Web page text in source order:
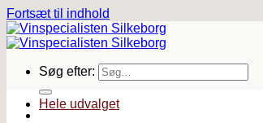
Fortsæt til indhold
Søg efter:
Hele udvalget